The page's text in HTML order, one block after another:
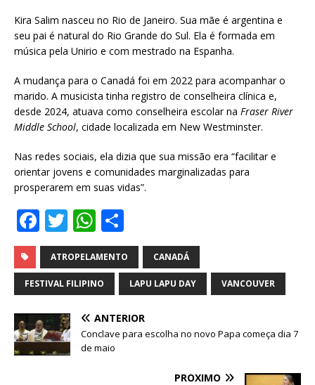
Kira Salim nasceu no Rio de Janeiro. Sua mãe é argentina e
seu pai é natural do Rio Grande do Sul. Ela é formada em
música pela Unirio e com mestrado na Espanha.
A mudança para o Canadá foi em 2022 para acompanhar o
marido. A musicista tinha registro de conselheira clínica e,
desde 2024, atuava como conselheira escolar na Fraser River
Middle School, cidade localizada em New Westminster.
Nas redes sociais, ela dizia que sua missão era “facilitar e
orientar jovens e comunidades marginalizadas para
prosperarem em suas vidas”.
F
a
c
e
b
o
o
T
w
it
te
r
W
h
at
s
A
p
p
h
ar
e
ATROPELAMENTO CANADÁ
FESTIVAL FILIPINO LAPU LAPU DAY VANCOUVER
ANTERIOR
Conclave para escolha no novo Papa começa dia 7
de maio
PRÓXIMO